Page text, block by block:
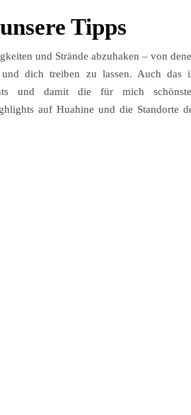
Tipps
und Strände abzuhaken – von
dich treiben zu lassen. Auch das
und damit die für mich
auf Huahine und die Standorte